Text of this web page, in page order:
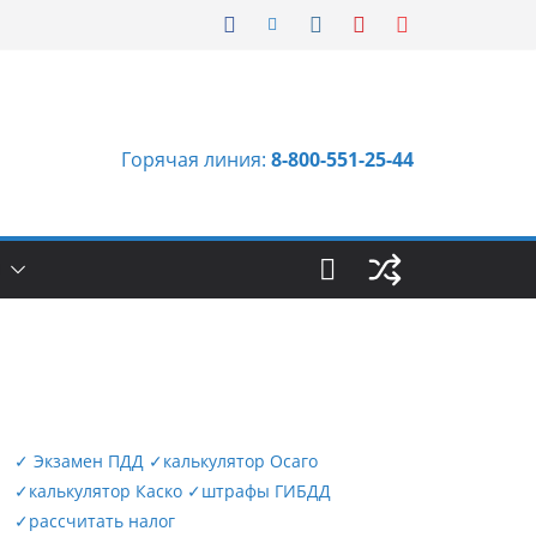
Горячая линия: 8-800-551-25-44
✓ Экзамен ПДД ✓калькулятор Осаго
✓калькулятор Каско ✓штрафы ГИБДД
✓рассчитать налог